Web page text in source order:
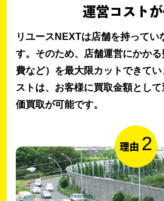
運営コスト
リユースNEXTは店舗を持ってい
す。そのため、店舗運営にかか
費など）を最大限カットできて
ストは、お客様に買取金額とし
価買取が可能です。
理由 2